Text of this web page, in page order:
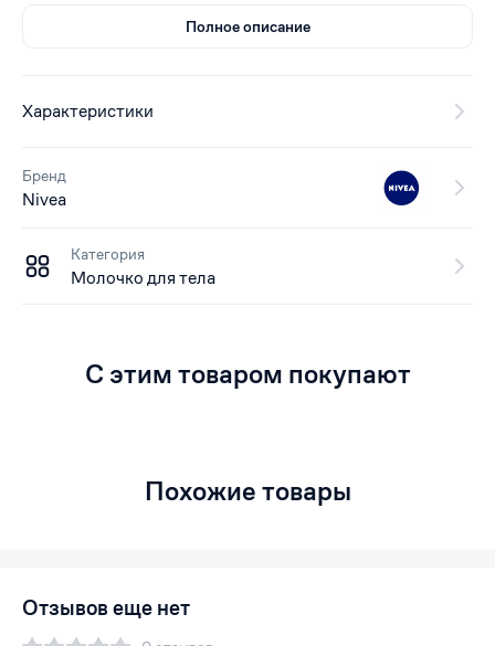
Полное описание
Характеристики
Бренд
Nivea
Категория
Молочко для тела
С этим товаром покупают
Похожие товары
Отзывов еще нет